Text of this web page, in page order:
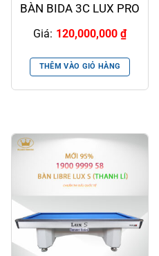
BÀN BIDA 3C LUX PRO
Giá: 120,000,000 ₫
THÊM VÀO GIỎ HÀNG